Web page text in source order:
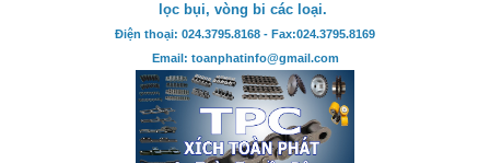
lọc bụi, vòng bi các loại.
Điện thoại: 024.3795.8168 - Fax:024.3795.8169
Email: toanphatinfo@gmail.com